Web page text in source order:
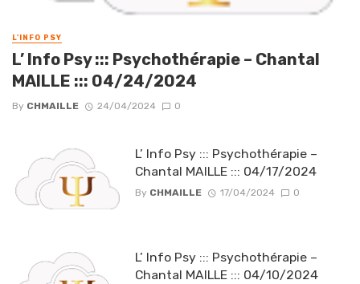
L'INFO PSY
L’ Info Psy ::: Psychothérapie – Chantal
MAILLE ::: 04/24/2024
By CHMAILLE 24/04/2024 0
L’ Info Psy ::: Psychothérapie –
Chantal MAILLE ::: 04/17/2024
By CHMAILLE 17/04/2024 0
L’ Info Psy ::: Psychothérapie –
Chantal MAILLE ::: 04/10/2024